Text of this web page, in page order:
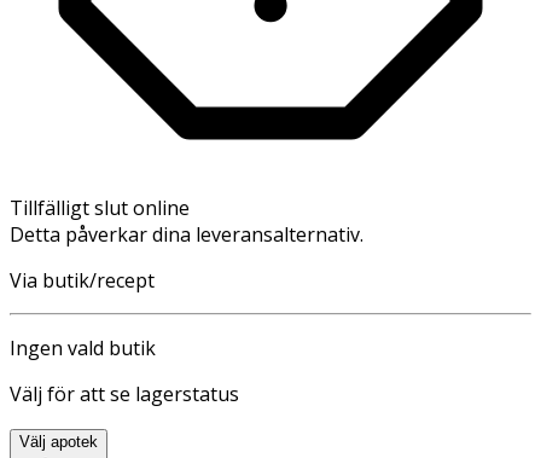
Tillfälligt slut online
Detta påverkar dina leveransalternativ.
Via butik/recept
Ingen vald butik
Välj för att se lagerstatus
Välj apotek